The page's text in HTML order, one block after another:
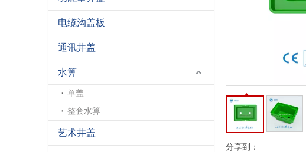
电缆沟盖板
通讯井盖
水箅
单盖
整套水箅
艺术井盖
分享到：